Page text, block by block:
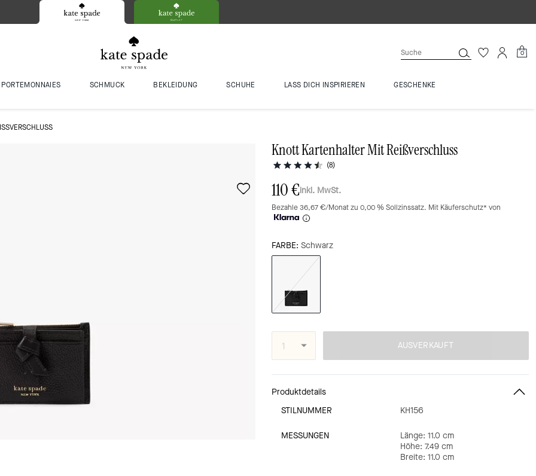
0
PORTEMONNAIES SCHMUCK BEKLEIDUNG SCHUHE LASS DICH INSPIRIEREN GESCHENKE
Knott Kartenhalter Mit Reißverschluss
(8)
110 €inkl. MwSt.
Bezahle 36,67 €/Monat zu 0,00 % Sollzinssatz. Mit Käuferschutz* von
FARBE: Schwarz
AUSVERKAUFT
Produktdetails
STILNUMMER
KH156
MESSUNGEN
Länge: 11.0 cm
Höhe: 7.49 cm
Breite: 11.0 cm